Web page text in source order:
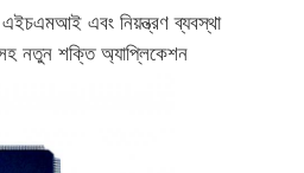
এইচএমআই এবং নিয়ন্ত্রণ ব্যবস্থা
সহ নতুন শক্তি অ্যাপ্লিকেশন